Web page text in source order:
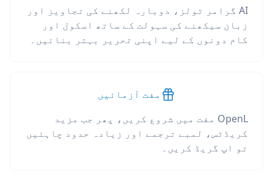
AI گرامر ٹولز، دوبارہ لکھنے کی تجاویز اور
زبان سیکھنے کی سہولت کے ساتھ اسکول اور
کام دونوں کے لیے اپنی تحریر بہتر بنائیں۔
مفت آزمائیں
OpenL مفت میں شروع کریں، پھر جب مزید
کریڈٹس، لمبے ترجمے اور زیادہ حدود چاہئیں
تو اپ گریڈ کریں۔